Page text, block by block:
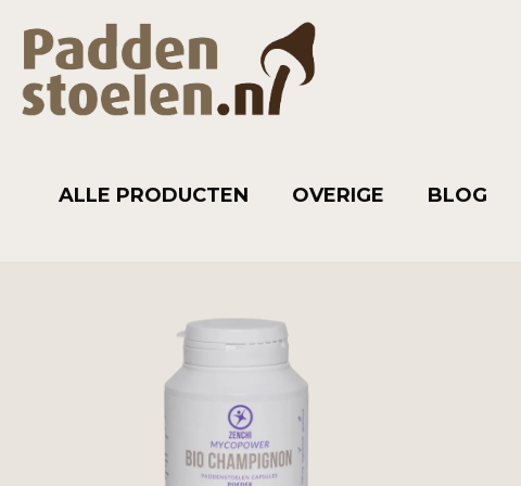
ALLE PRODUCTEN OVERIGE BLOG